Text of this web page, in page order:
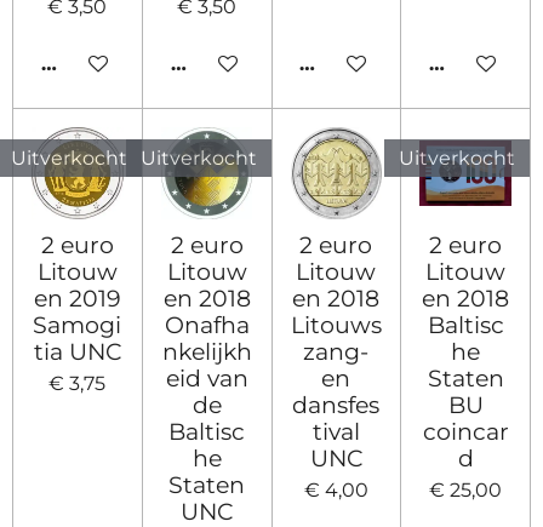
€ 3,50
IN WINKELWAGEN
€ 3,50
IN WINKELWAGENIN WINKELWAGEN
HOUD MIJ
Uitverkocht
2 euro
Litouw
en 2019
Samogi
tia UNC
€ 3,75
Uitverkocht
2 euro
Litouw
en 2018
Onafha
nkelijkh
eid van
de
Baltisc
he
Staten
UNC
2 euro
Litouw
en 2018
Litouws
zang-
en
dansfes
tival
UNC
€ 4,00
Uitverkocht
2 euro
Litouw
en 2018
Baltisc
he
Staten
BU
coincar
d
€ 25,00